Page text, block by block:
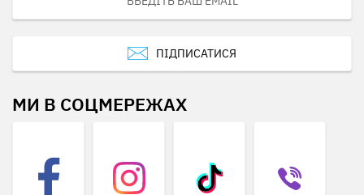
ПІДПИСАТИСЯ
МИ В СОЦМЕРЕЖАХ